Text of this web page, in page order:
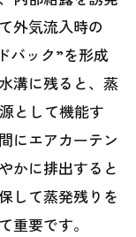
外気流入時の
バック”を形成
溝に残ると、蒸
として機能す
にエアカーテン
かに排出すると
して蒸発残りを
重要です。